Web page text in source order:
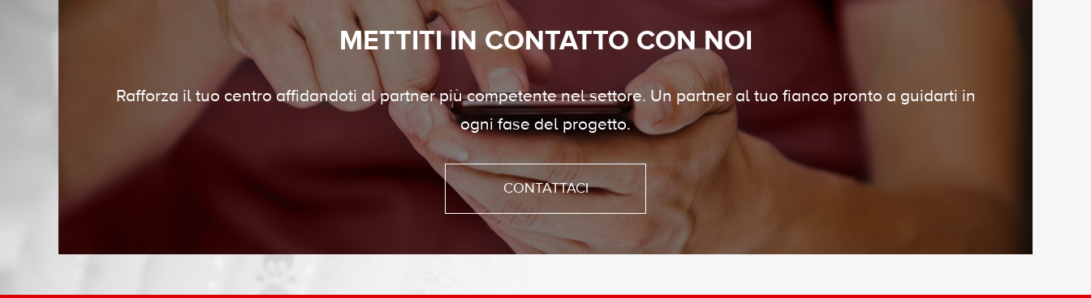
METTITI IN CONTATTO CON NOI
Rafforza il tuo centro affidandoti al partner più competente nel settore. Un partner al tuo fianco pronto a guidarti in
ogni fase del progetto.
CONTATTACI